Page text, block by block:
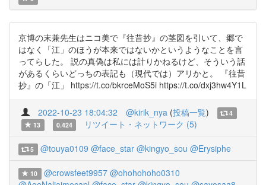
京博の末兼先生はニコ美で『往昔抄』の茎図を引いて、郷で
はなく「江」のほうが本来ではないかというようなことを言
ってらした。 説の真偽は私には計りかねるけど、そういう話
があるくらいどっちの表記も（現代では）アリかと。 『往昔
抄』の「江」 https://t.co/bkrceMoS5i https://t.co/dxj3hw4Y1L
2022-10-23 18:04:32 @kirik_nya (投稿一覧)
4
13
0.424 リツイート・ネットワーク (5)
5 @touya0109 @face_star @kingyo_sou @Erysiphe
10 @crowsfeet9957 @ohohohoho0310